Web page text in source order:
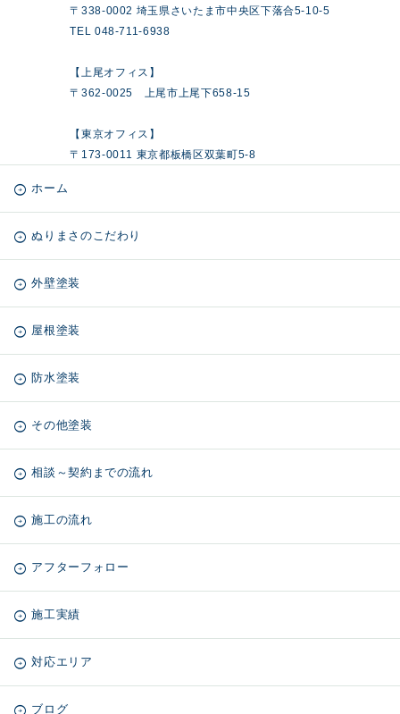
〒338-0002 埼玉県さいたま市中央区下落合5-10-5
TEL 048-711-6938
【上尾オフィス】
〒362-0025 上尾市上尾下658-15
【東京オフィス】
〒173-0011 東京都板橋区双葉町5-8
ホーム
ぬりまさのこだわり
外壁塗装
屋根塗装
防水塗装
その他塗装
相談～契約までの流れ
施工の流れ
アフターフォロー
施工実績
対応エリア
ブログ